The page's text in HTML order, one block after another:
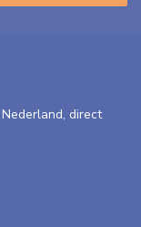
direct